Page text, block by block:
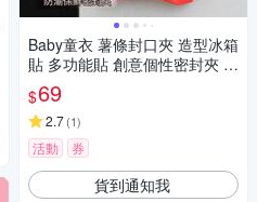
Baby童衣 薯條封口夾 造型冰箱
貼 多功能貼 創意個性密封夾 居
家裝飾 11780
$69
2.7(1)
活動 券
貨到通知我